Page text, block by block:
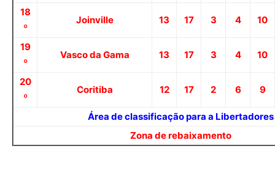
18
º
Joinville 13 17 3 4 10
19
º
Vasco da Gama 13 17 3 4 10
20
º
Coritiba 12 17 2 6 9
Área de classificação para a Libertadores
Zona de rebaixamento